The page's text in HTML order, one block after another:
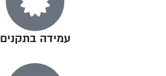
עמידה בתקנים